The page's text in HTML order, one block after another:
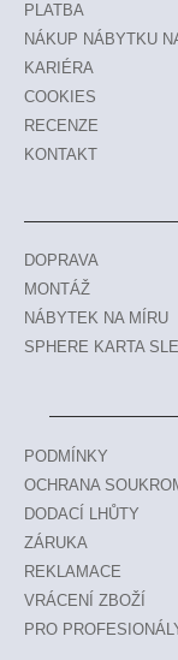
PLATBA
NÁKUP NÁBYTKU
KARIÉRA
COOKIES
RECENZE
KONTAKT
DOPRAVA
MONTÁŽ
NÁBYTEK NA MÍRU
SPHERE KARTA
PODMÍNKY
OCHRANA
DODACÍ LHŮTY
ZÁRUKA
REKLAMACE
VRÁCENÍ ZBOŽÍ
PRO